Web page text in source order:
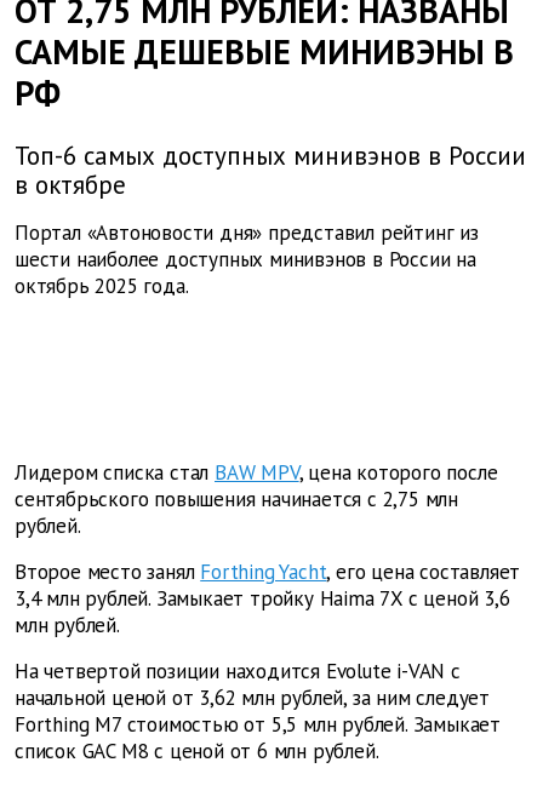
ОТ 2,75 МЛН РУБЛЕЙ: НАЗВАНЫ
САМЫЕ ДЕШЕВЫЕ МИНИВЭНЫ В
РФ
Топ-6 самых доступных минивэнов в России
в октябре
Портал «Автоновости дня» представил рейтинг из
шести наиболее доступных минивэнов в России на
октябрь 2025 года.
Лидером списка стал BAW MPV, цена которого после
сентябрьского повышения начинается с 2,75 млн
рублей.
Второе место занял Forthing Yacht, его цена составляет
3,4 млн рублей. Замыкает тройку Haima 7X с ценой 3,6
млн рублей.
На четвертой позиции находится Evolute i-VAN с
начальной ценой от 3,62 млн рублей, за ним следует
Forthing M7 стоимостью от 5,5 млн рублей. Замыкает
список GAC M8 с ценой от 6 млн рублей.